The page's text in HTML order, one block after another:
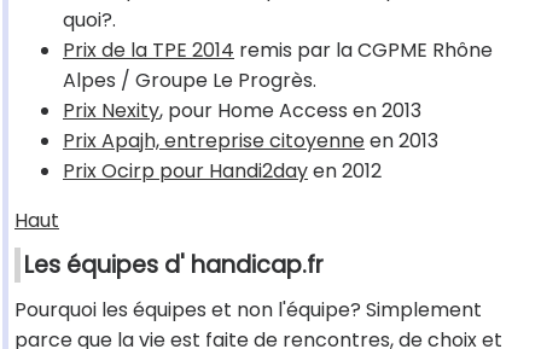
quoi?.
Prix de la TPE 2014 remis par la CGPME Rhône
Alpes / Groupe Le Progrès.
Prix Nexity, pour Home Access en 2013
Prix Apajh, entreprise citoyenneen 2013
Prix Ocirp pour Handi2dayen 2012
Haut
Les équipes d' handicap.fr
Pourquoi les équipes et non l'équipe? Simplement
parce que la vie est faite de rencontres, de choix et